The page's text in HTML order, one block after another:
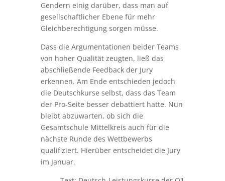
Gendern einig darüber, dass man auf
gesellschaftlicher Ebene für mehr
Gleichberechtigung sorgen müsse.
Dass die Argumentationen beider Teams
von hoher Qualität zeugten, ließ das
abschließende Feedback der Jury
erkennen. Am Ende entschieden jedoch
die Deutschkurse selbst, dass das Team
der Pro-Seite besser debattiert hatte. Nun
bleibt abzuwarten, ob sich die
Gesamtschule Mittelkreis auch für die
nächste Runde des Wettbewerbs
qualifiziert. Hierüber entscheidet die Jury
im Januar.